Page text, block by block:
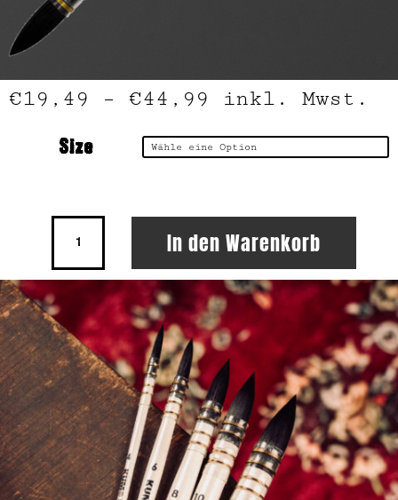
€19,49 – €44,99 inkl. Mwst.
Size
KUM
French
Aqua
Menge
In den Warenkorb